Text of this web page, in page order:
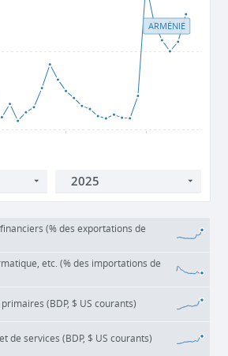
ARMÉNIE
(% des exportations de
etc. (% des importations de
(BDP, $ US courants)
de services (BDP, $ US courants)